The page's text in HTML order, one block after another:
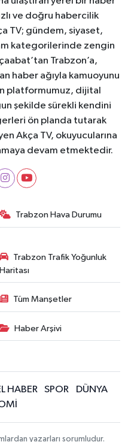
ve doğru habercilik
TV; gündem, siyaset,
kategorilerinde zengin
Trabzon’a,
haber ağıyla kamuoyunu
platformumuz, dijital
şekilde sürekli kendini
ön planda tutarak
Akça TV, okuyucularına
devam etmektedir.
Trabzon Hava Durumu
Trabzon Trafik Yoğunluk
Haritası
Tüm Manşetler
Haber Arşivi
HABER SPOR
DÜNYA
yazarları sorumludur.